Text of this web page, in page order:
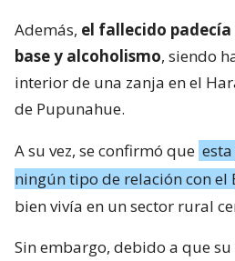
Además, el fallecido
base y alcoholismo, siendo
interior de una zanja en el
de Pupunahue.
A su vez, se confirmó que
ningún tipo de relación con el
bien vivía en un sector rural
Sin embargo, debido a que